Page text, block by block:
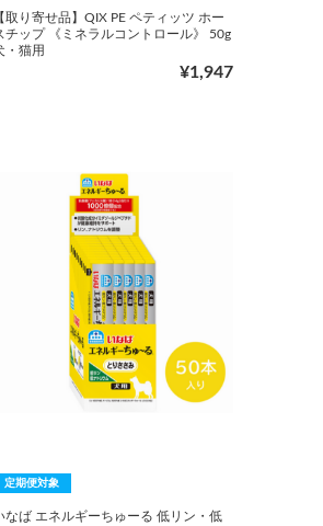
取り寄せ品】QIX PE ペティッツ ホー
チップ 《ミネラルコントロール》 50g
・猫用
¥1,947
定期便対象
なば エネルギーちゅーる 低リン・低